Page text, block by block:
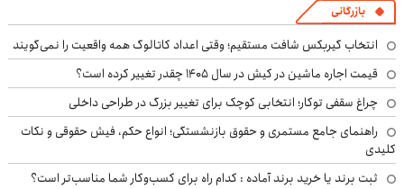
بازرگانی
انتخاب گیربکس شافت مستقیم؛ وقتی اعداد کاتالوگ همه واقعیت را نمی‌گویند
قیمت اجاره ماشین در کیش در سال ۱۴۰۵ چقدر تغییر کرده است؟
چراغ سقفی توکار؛ انتخابی کوچک برای تغییر بزرگ در طراحی داخلی
راهنمای جامع مستمری و حقوق بازنشستگی؛ انواع حکم، فیش حقوقی و نکات
کلیدی
ثبت برند یا خرید برند آماده : کدام راه برای کسب‌وکار شما مناسب‌تر است؟